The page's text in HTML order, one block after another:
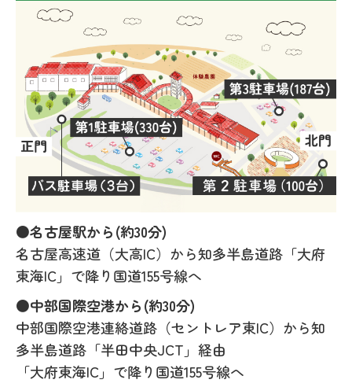
●名古屋駅から(約30分)
名古屋高速道（大高IC）から知多半島道路「大府
東海IC」で降り国道155号線へ
●中部国際空港から(約30分)
中部国際空港連絡道路（セントレア東IC）から知
多半島道路「半田中央JCT」経由
「大府東海IC」で降り国道155号線へ